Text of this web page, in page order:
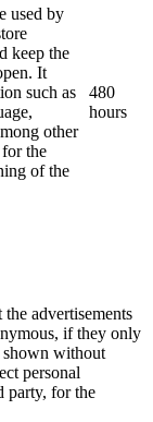
used by
keep the
It
such as
other
for the
of the
480
hours
advertisements
if they only
shown without
personal
party, for the